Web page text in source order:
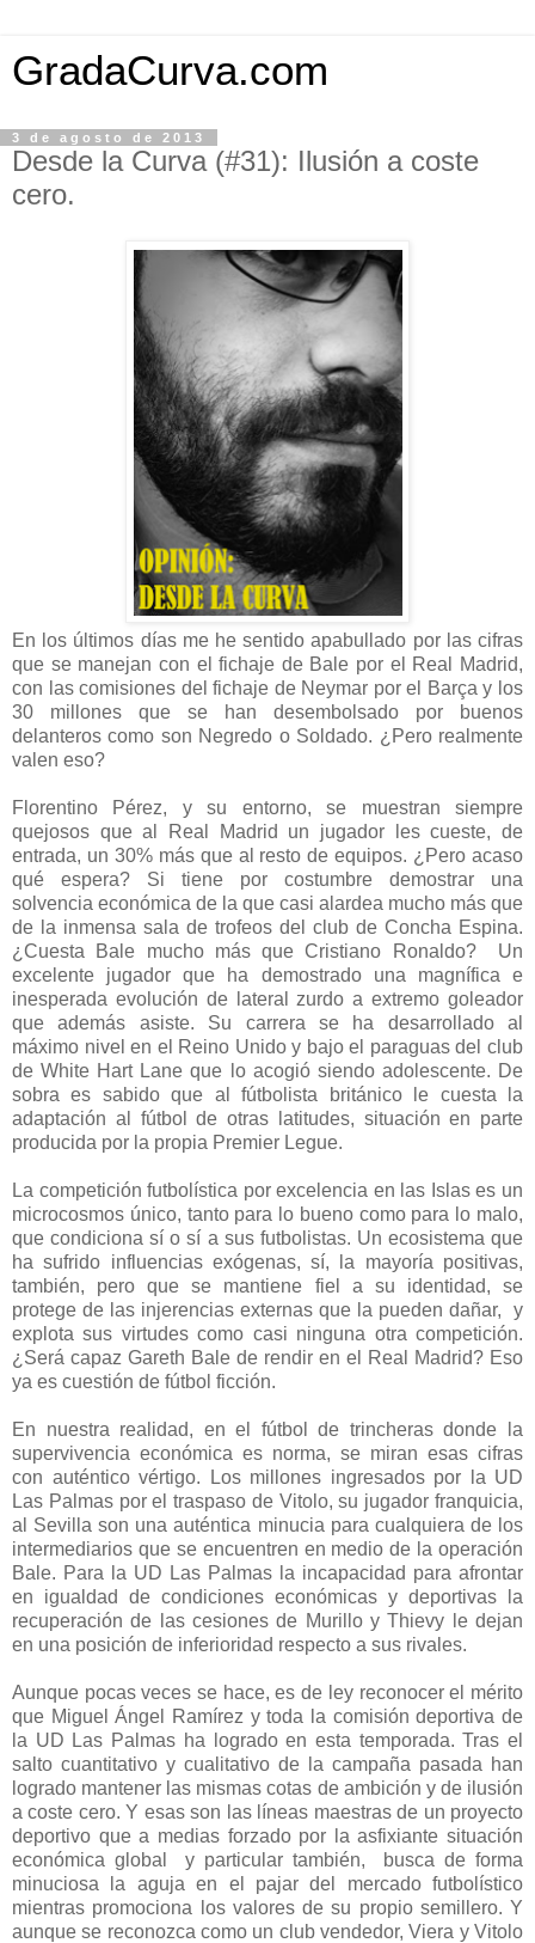
GradaCurva.com
3 de agosto de 2013
Desde la Curva (#31): Ilusión a coste
cero.
En los últimos días me he sentido apabullado por las cifras
que se manejan con el fichaje de Bale por el Real Madrid,
con las comisiones del fichaje de Neymar por el Barça y los
30 millones que se han desembolsado por buenos
delanteros como son Negredo o Soldado. ¿Pero realmente
valen eso?
Florentino Pérez, y su entorno, se muestran siempre
quejosos que al Real Madrid un jugador les cueste, de
entrada, un 30% más que al resto de equipos. ¿Pero acaso
qué espera? Si tiene por costumbre demostrar una
solvencia económica de la que casi alardea mucho más que
de la inmensa sala de trofeos del club de Concha Espina.
¿Cuesta Bale mucho más que Cristiano Ronaldo? Un
excelente jugador que ha demostrado una magnífica e
inesperada evolución de lateral zurdo a extremo goleador
que además asiste. Su carrera se ha desarrollado al
máximo nivel en el Reino Unido y bajo el paraguas del club
de White Hart Lane que lo acogió siendo adolescente. De
sobra es sabido que al fútbolista británico le cuesta la
adaptación al fútbol de otras latitudes, situación en parte
producida por la propia Premier Legue.
La competición futbolística por excelencia en las Islas es un
microcosmos único, tanto para lo bueno como para lo malo,
que condiciona sí o sí a sus futbolistas. Un ecosistema que
ha sufrido influencias exógenas, sí, la mayoría positivas,
también, pero que se mantiene fiel a su identidad, se
protege de las injerencias externas que la pueden dañar, y
explota sus virtudes como casi ninguna otra competición.
¿Será capaz Gareth Bale de rendir en el Real Madrid? Eso
ya es cuestión de fútbol ficción.
En nuestra realidad, en el fútbol de trincheras donde la
supervivencia económica es norma, se miran esas cifras
con auténtico vértigo. Los millones ingresados por la UD
Las Palmas por el traspaso de Vitolo, su jugador franquicia,
al Sevilla son una auténtica minucia para cualquiera de los
intermediarios que se encuentren en medio de la operación
Bale. Para la UD Las Palmas la incapacidad para afrontar
en igualdad de condiciones económicas y deportivas la
recuperación de las cesiones de Murillo y Thievy le dejan
en una posición de inferioridad respecto a sus rivales.
Aunque pocas veces se hace, es de ley reconocer el mérito
que Miguel Ángel Ramírez y toda la comisión deportiva de
la UD Las Palmas ha logrado en esta temporada. Tras el
salto cuantitativo y cualitativo de la campaña pasada han
logrado mantener las mismas cotas de ambición y de ilusión
a coste cero. Y esas son las líneas maestras de un proyecto
deportivo que a medias forzado por la asfixiante situación
económica global y particular también, busca de forma
minuciosa la aguja en el pajar del mercado futbolístico
mientras promociona los valores de su propio semillero. Y
aunque se reconozca como un club vendedor, Viera y Vitolo